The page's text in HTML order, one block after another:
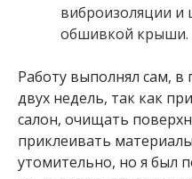
виброизоляции и
обшивкой крыши.
Работу выполнял сам, в
двух недель, так как
салон, очищать
приклеивать
утомительно, но я был